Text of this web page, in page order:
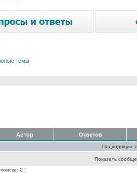
темы
Автор Ответов
Подходящих
Показать
0 ]